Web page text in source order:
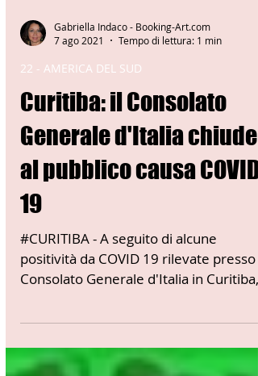
Gabriella Indaco - Booking-Art.com
7 ago 2021
Tempo di lettura: 1 min
22 - AMERICA DEL SUD
Curitiba: il Consolato
Generale d'Italia chiude
al pubblico causa COVID
19
#CURITIBA - A seguito di alcune